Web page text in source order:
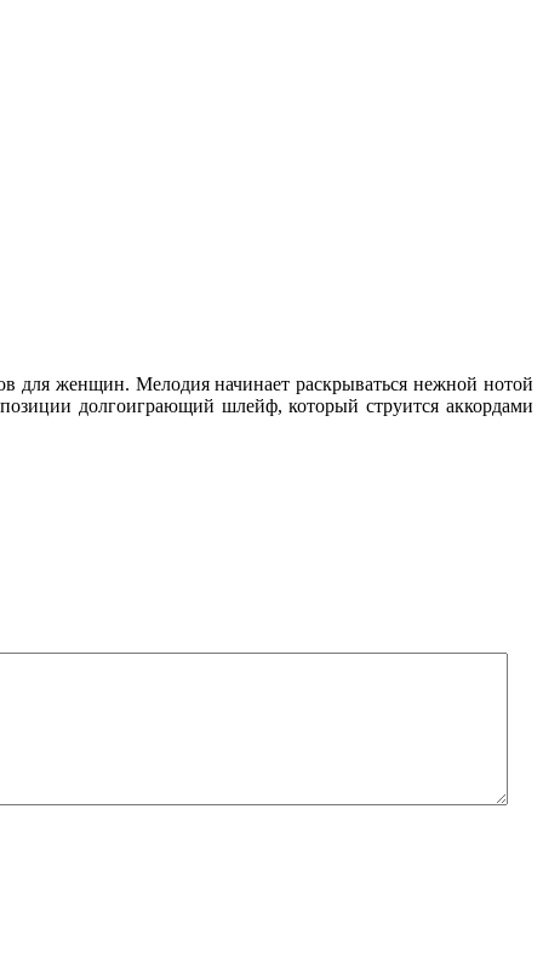
для женщин. Мелодия начинает раскрываться нежной нотой
долгоиграющий шлейф, который струится аккордами